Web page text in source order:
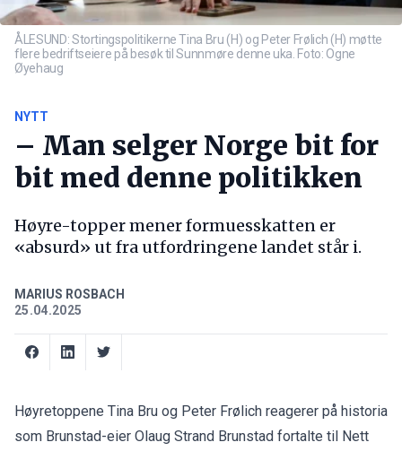
ÅLESUND: Stortingspolitikerne Tina Bru (H) og Peter Frølich (H) møtte
flere bedriftseiere på besøk til Sunnmøre denne uka. Foto: Ogne
Øyehaug
NYTT
– Man selger Norge bit for
bit med denne politikken
Høyre-topper mener formuesskatten er
«absurd» ut fra utfordringene landet står i.
MARIUS ROSBACH
25.04.2025
Høyretoppene Tina Bru og Peter Frølich reagerer på historia
som Brunstad-eier Olaug Strand Brunstad fortalte til Nett